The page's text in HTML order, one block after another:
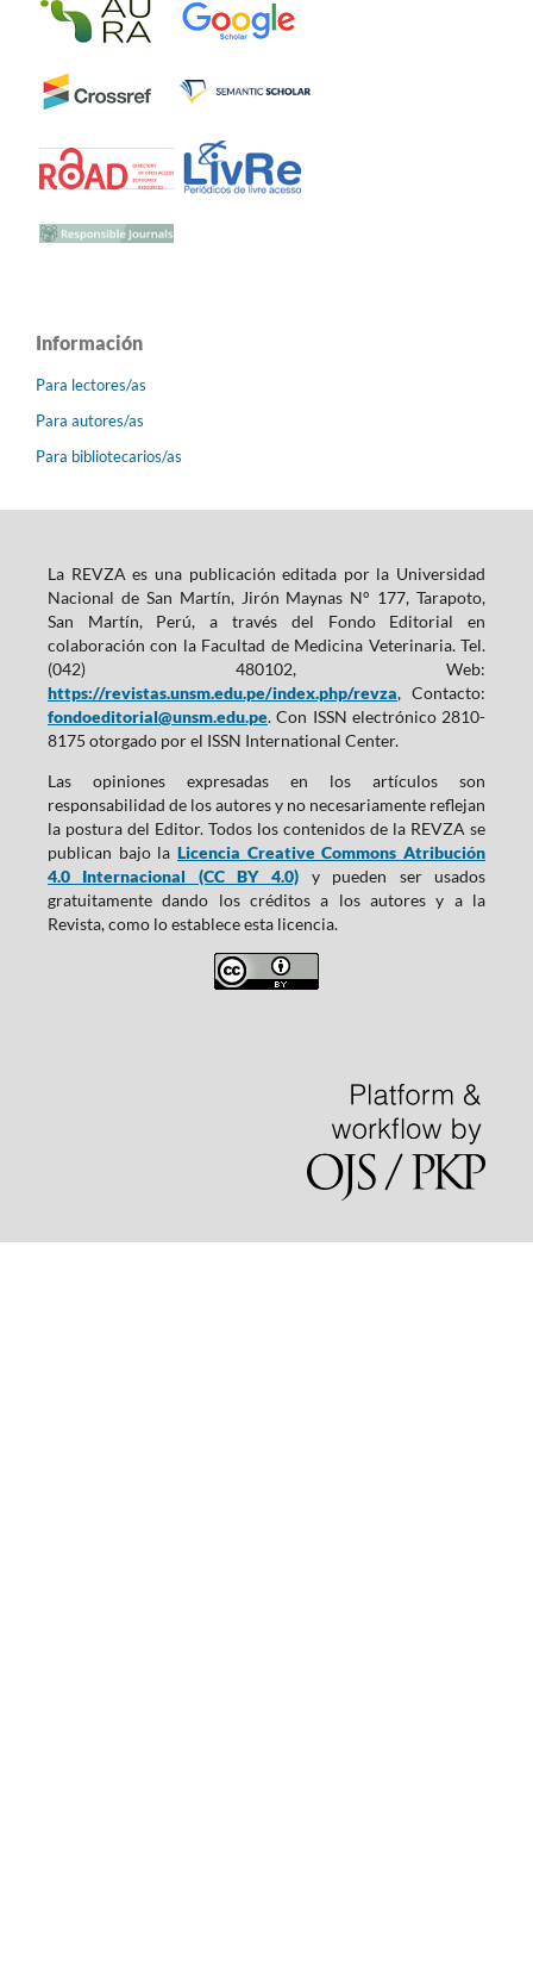
Información
Para lectores/as
Para autores/as
Para bibliotecarios/as
La REVZA es una publicación editada por la Universidad
Nacional de San Martín, Jirón Maynas N° 177, Tarapoto,
San Martín, Perú, a través del Fondo Editorial en
colaboración con la Facultad de Medicina Veterinaria. Tel.
(042) 480102, Web:
https://revistas.unsm.edu.pe/index.php/revza, Contacto:
fondoeditorial@unsm.edu.pe. Con ISSN electrónico 2810-
8175 otorgado por el ISSN International Center.
Las opiniones expresadas en los artículos son
responsabilidad de los autores y no necesariamente reflejan
la postura del Editor. Todos los contenidos de la REVZA se
publican bajo la Licencia Creative Commons Atribución
4.0 Internacional (CC BY 4.0) y pueden ser usados
gratuitamente dando los créditos a los autores y a la
Revista, como lo establece esta licencia.